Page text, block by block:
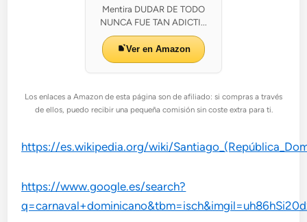
Mentira DUDAR DE TODO
NUNCA FUE TAN ADICTI...
Ver en Amazon
Los enlaces a Amazon de esta página son de afiliado: si compras a través
de ellos, puedo recibir una pequeña comisión sin coste extra para ti.
https://es.wikipedia.org/wiki/
https://www.google.es/search?